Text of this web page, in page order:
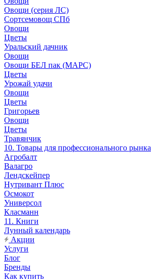
Овощи (серия ЛС)
Сортсемовощ СПб
Овощи
Цветы
Уральский дачник
Овощи
Овощи БЕЛ пак (МАРС)
Цветы
Урожай удачи
Овощи
Цветы
Григорьев
Овощи
Цветы
Травянчик
10. Товары для профессионального рынка
Агробалт
Валагро
Лендскейпер
Нутривант Плюс
Осмокот
Универсол
Класманн
11. Книги
Лунный календарь
Акции
Услуги
Блог
Бренды
Как купить